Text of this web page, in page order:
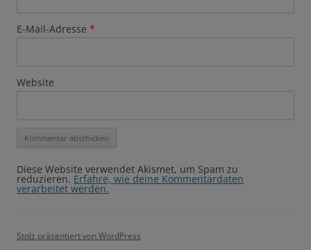
E-Mail-Adresse *
Website
Diese Website verwendet Akismet, um Spam zu
reduzieren. Erfahre, wie deine Kommentardaten
verarbeitet werden.
Stolz präsentiert von WordPress